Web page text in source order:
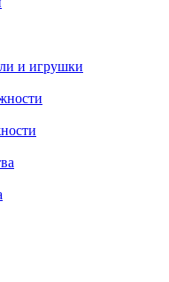
и игрушки